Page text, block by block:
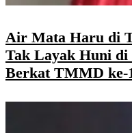
Air Mata Haru di
Tak Layak Huni di
Berkat TMMD ke-